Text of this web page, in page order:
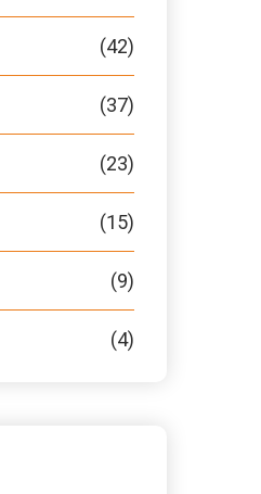
(42)
(37)
(23)
(15)
(9)
(4)